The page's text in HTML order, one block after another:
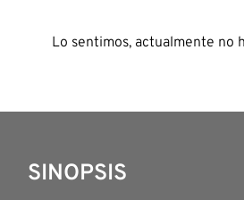
Lo sentimos, actualmente no
SINOPSIS